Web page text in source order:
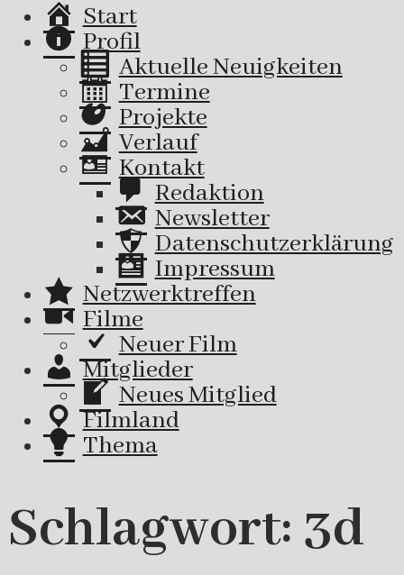
Start
Profil
Aktuelle Neuigkeiten
Termine
Projekte
Verlauf
Kontakt
Redaktion
Newsletter
Datenschutzerklärung
Impressum
Netzwerktreffen
Filme
Neuer Film
Mitglieder
Neues Mitglied
Filmland
Thema
Schlagwort: 3d